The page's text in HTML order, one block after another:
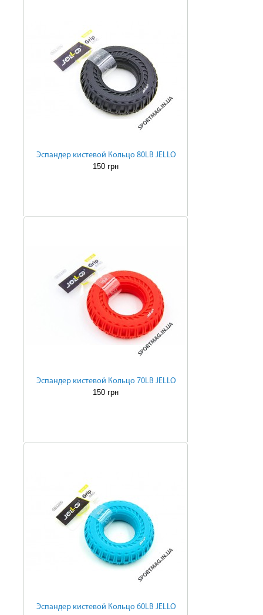
Эспандер кистевой Кольцо 80LB JELLO
150 грн
Эспандер кистевой Кольцо 70LB JELLO
150 грн
Эспандер кистевой Кольцо 60LB JELLO